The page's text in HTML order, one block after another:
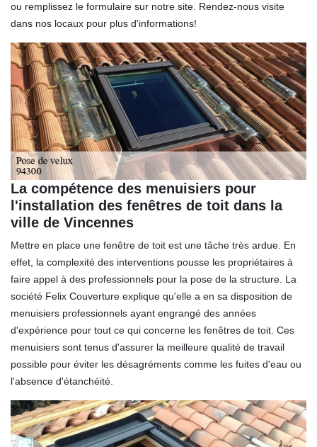
ou remplissez le formulaire sur notre site. Rendez-nous visite
dans nos locaux pour plus d'informations!
La compétence des menuisiers pour
l'installation des fenêtres de toit dans la
ville de Vincennes
Mettre en place une fenêtre de toit est une tâche très ardue. En
effet, la complexité des interventions pousse les propriétaires à
faire appel à des professionnels pour la pose de la structure. La
société Felix Couverture explique qu'elle a en sa disposition de
menuisiers professionnels ayant engrangé des années
d'expérience pour tout ce qui concerne les fenêtres de toit. Ces
menuisiers sont tenus d'assurer la meilleure qualité de travail
possible pour éviter les désagréments comme les fuites d'eau ou
l'absence d'étanchéité.